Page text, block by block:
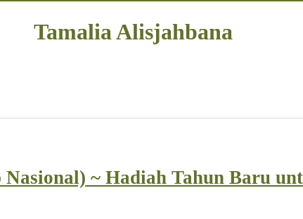
Tamalia Alisjahbana
~ Hadiah Tahun Baru